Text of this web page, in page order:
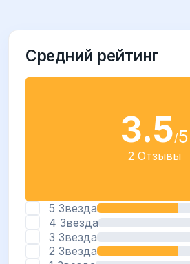
Средний рейтинг
3.5/5
2 Отзывы
5 Звезда
4 Звезда
3 Звезда
2 Звезда